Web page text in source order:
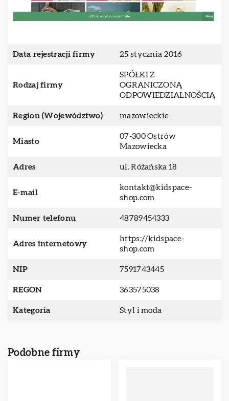
Data rejestracji firmy 25 stycznia 2016
Rodzaj firmy
SPÓŁKI Z
OGRANICZONĄ
ODPOWIEDZIALNOŚCIĄ
Region (Województwo) mazowieckie
Miasto
07-300 Ostrów
Mazowiecka
Adres ul. Różańska 18
E-mail
kontakt@kidspace-
shop.com
Numer telefonu 48789454333
Adres internetowy
https://kidspace-
shop.com
NIP 7591743445
REGON 363575038
Kategoria Styl i moda
Podobne firmy